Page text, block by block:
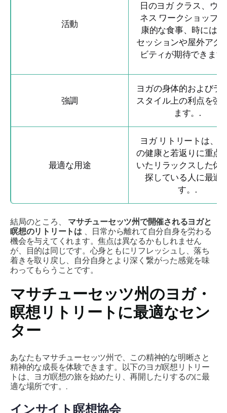
活動
日のヨガ クラス、ウ
ネス ワークショップ
康的な食事、時には
セッションや屋外アク
ビティが期待できます
強調
ヨガの身体的およびラ
スタイル上の利点を強
ます。.
最適な用途
ヨガ リトリートは、
の健康と若返りに重点
いたリラックスした休
探している人に最適
す。.
結局のところ、 マサチューセッツ州で開催されるヨガと
瞑想のリトリートは 、日常から離れて自分自身を労わる
機会を与えてくれます。焦点は異なるかもしれません
が、目的は同じです。心身ともにリフレッシュし、落ち
着きを取り戻し、自分自身とより深く繋がった感覚を味
わってもらうことです。
マサチューセッツ州のヨガ・
瞑想リトリートに最適なセン
ター
あなたもマサチューセッツ州で、この精神的な明晰さと
精神的な成長を体験できます。以下のヨガ瞑想リトリー
トは、ヨガ瞑想の旅を始めたり、再開したりするのに最
適な場所です。.
インサイト瞑想協会